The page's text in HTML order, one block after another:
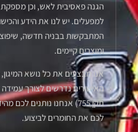
הגנה פאסיבית לאש, וכן מספקת
למפעלים. יש לנו את הידע
המתבקשות בבניה חדשה,
ומוצרים קיימים.
אנו מבצעים את כל נושא המיגון,
תקן 755) אנחנו נותנים
לכם את החומרים לביצוע.